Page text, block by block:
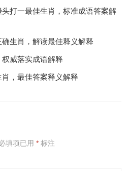
打一最佳生肖，标准成语答案解
生肖，解读最佳释义解释
威落实成语解释
，最佳答案释义解释
填项已用 *标注